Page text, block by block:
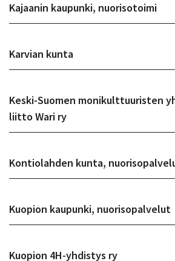
Kajaanin kaupunki, nuorisotoimi
Karvian kunta
Keski-Suomen monikulttuuristen
liitto Wari ry
Kontiolahden kunta,
Kuopion kaupunki, nuorisopalvelut
Kuopion 4H-yhdistys ry